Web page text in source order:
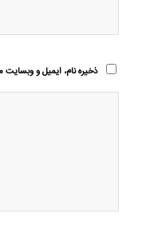
ذخیره نام، ایمیل و